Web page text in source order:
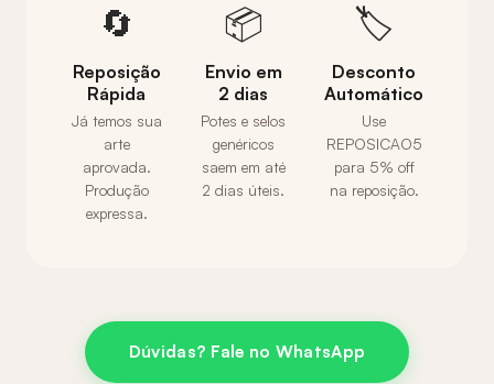
🔄
Reposição
Rápida
Já temos sua
arte
aprovada.
Produção
expressa.
📦
Envio em
2 dias
Potes e selos
genéricos
saem em até
2 dias úteis.
🏷️
Desconto
Automático
Use
REPOSICAO5
para 5% off
na reposição.
Dúvidas? Fale no WhatsApp